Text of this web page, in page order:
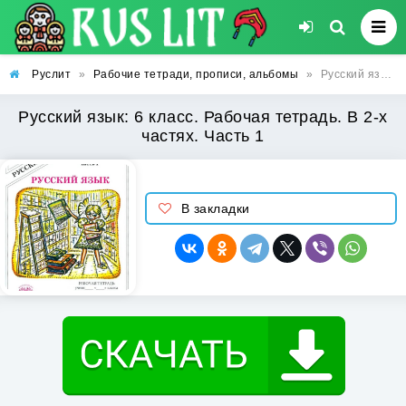
Руслит » Рабочие тетради, прописи, альбомы » Русский язык: 6 класс. Рабочая тетрадь. В 2-х частях. Часть 1
Русский язык: 6 класс. Рабочая тетрадь. В 2-х
частях. Часть 1
В закладки